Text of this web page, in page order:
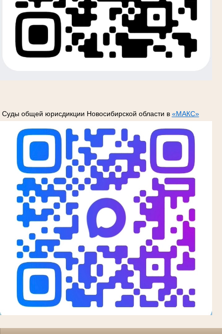
Суды общей юрисдикции Новосибирской области в «МАКС»